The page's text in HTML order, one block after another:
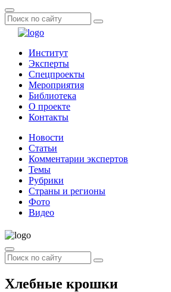
Институт
Эксперты
Спецпроекты
Мероприятия
Библиотека
О проекте
Контакты
Новости
Статьи
Комментарии экспертов
Темы
Рубрики
Страны и регионы
Фото
Видео
Хлебные крошки